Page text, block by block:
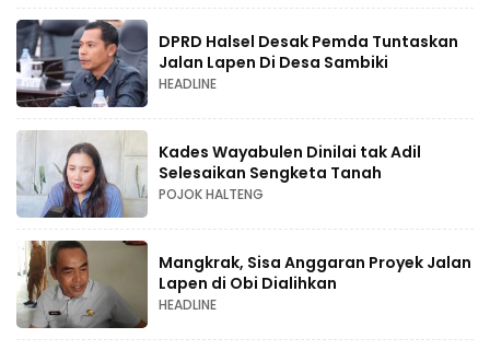
DPRD Halsel Desak Pemda Tuntaskan
Jalan Lapen Di Desa Sambiki
HEADLINE
Kades Wayabulen Dinilai tak Adil
Selesaikan Sengketa Tanah
POJOK HALTENG
Mangkrak, Sisa Anggaran Proyek Jalan
Lapen di Obi Dialihkan
HEADLINE